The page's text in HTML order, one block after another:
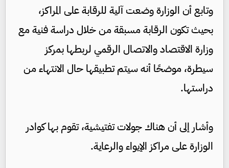
وتابع أن الوزارة وضعت آلية للرقابة على المراكز،
بحيث تكون الرقابة مسبقة من خلال دراسة فنية مع
وزارة الاقتصاد والاتصال الرقمي لربطها بمركز
سيطرة، موضحًا أنه سيتم تطبيقها حال الانتهاء من
دراستها.
وأشار إلى أن هناك جولات تفتيشية، تقوم بها كوادر
الوزارة على مراكز الإيواء والرعاية.